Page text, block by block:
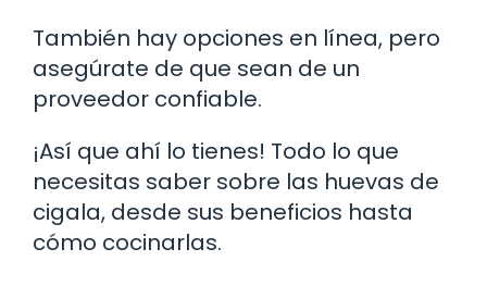
También hay opciones en línea, pero
asegúrate de que sean de un
proveedor confiable.
¡Así que ahí lo tienes! Todo lo que
necesitas saber sobre las huevas de
cigala, desde sus beneficios hasta
cómo cocinarlas.